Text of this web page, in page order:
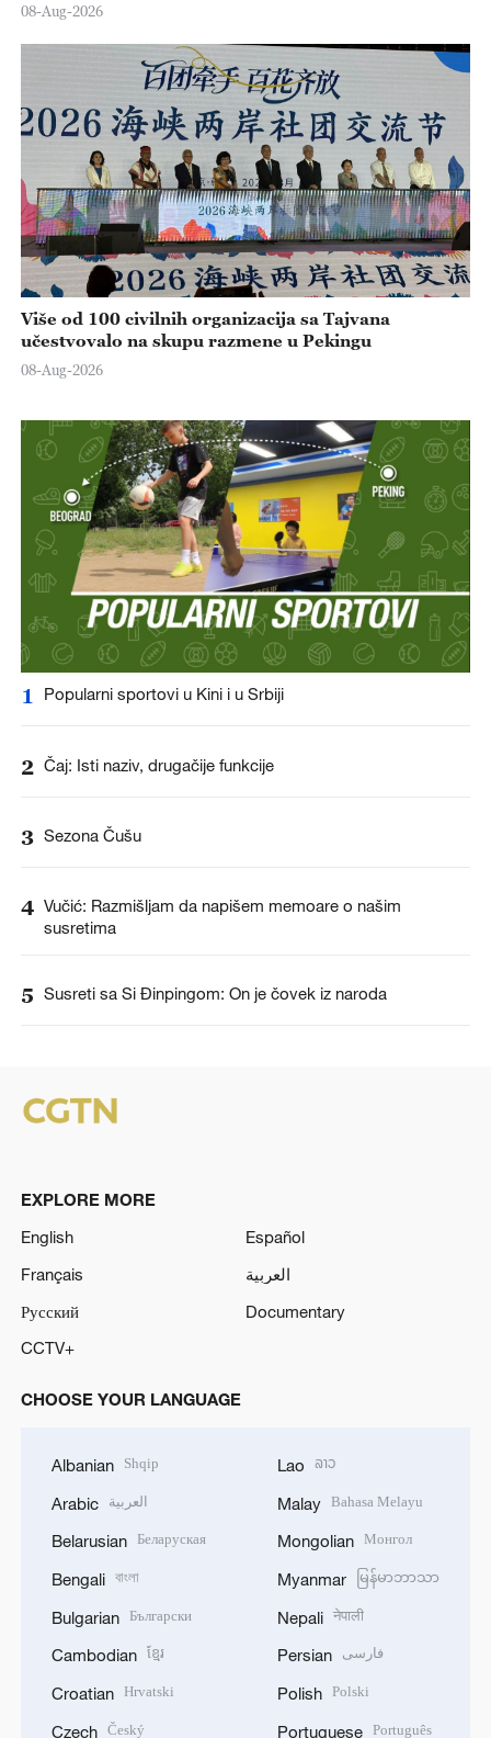
08-Aug-2026
Više od 100 civilnih organizacija sa Tajvana
učestvovalo na skupu razmene u Pekingu
08-Aug-2026
1 Popularni sportovi u Kini i u Srbiji
2 Čaj: Isti naziv, drugačije funkcije
3 Sezona Čušu
4 Vučić: Razmišljam da napišem memoare o našim
susretima
5 Susreti sa Si Đinpingom: On je čovek iz naroda
EXPLORE MORE
English
Español
Français
العربية
Русский
Documentary
CCTV+
CHOOSE YOUR LANGUAGE
Albanian Shqip
Arabic العربية
Belarusian Беларуская
Bengali বাংলা
Bulgarian Български
Cambodian ខ្មែរ
Croatian Hrvatski
Czech Český
Lao ລາວ
Malay Bahasa Melayu
Mongolian Монгол
Myanmar မြန်မာဘာသာ
Nepali नेपाली
Persian فارسی
Polish Polski
Portuguese Português